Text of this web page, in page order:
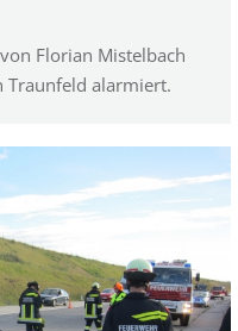
Florian Mistelbach
Traunfeld alarmiert.